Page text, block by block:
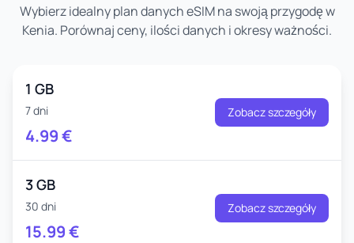
Wybierz idealny plan danych eSIM na swoją przygodę w
Kenia. Porównaj ceny, ilości danych i okresy ważności.
1 GB
7 dni
4.99€
Zobacz szczegóły
3 GB
30 dni
15.99€
Zobacz szczegóły